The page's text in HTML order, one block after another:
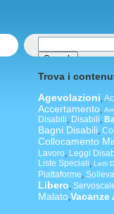
Trova i
Agevolazioni,
Accertamento,
Disabili, Disabili,
Bagni Disabili,
Collocamento
Lavoro, Leggi
Liste Speciali, Letti
Piattaforme,
Libero,
Malato,